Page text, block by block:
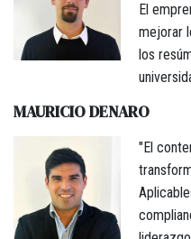
El
mejorar
los
MAURICIO DENARO
"El